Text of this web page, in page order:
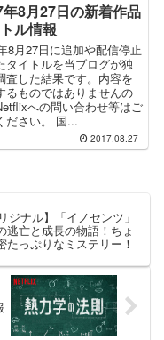
8月27日の新着作品
ル情報
8月27日に追加や配信停止
タイトルを当ブログが独
査した結果です。内容を
るものではありませんの
への問い合わせ等はご
ださい。 国...
2017.08.27
ジナル】「イノセンツ」
逃亡と成長の物語！ちょ
たっぷりなミステリー！